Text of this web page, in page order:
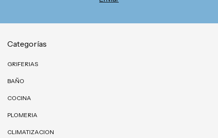
Categorías
GRIFERIAS
BAÑO
COCINA
PLOMERIA
CLIMATIZACION